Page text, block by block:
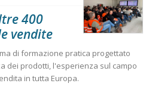
400
vendite
di formazione pratica progettato
dei prodotti, l'esperienza sul campo
in tutta Europa.